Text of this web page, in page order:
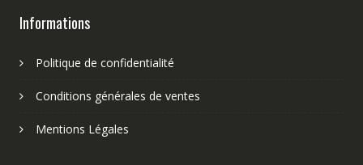
Informations
Politique de confidentialité
Conditions générales de ventes
Mentions Légales